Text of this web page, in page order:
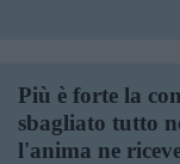
Più è forte la
sbagliato tutto
l'anima ne